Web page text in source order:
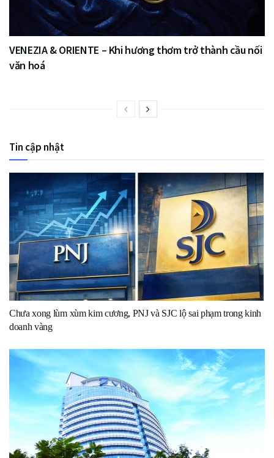
VENEZIA & ORIENTE – Khi hương thơm trở thành cầu nối
văn hoá
Tin cập nhật
Chưa xong lùm xùm kim cương, PNJ và SJC lộ sai phạm trong kinh
doanh vàng